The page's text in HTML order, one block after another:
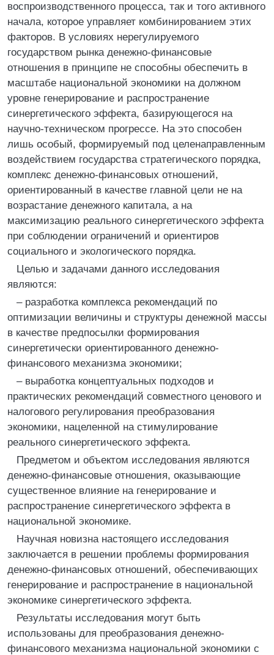
воспроизводственного процесса, так и того активного
начала, которое управляет комбинированием этих
факторов. В условиях нерегулируемого
государством рынка денежно-финансовые
отношения в принципе не способны обеспечить в
масштабе национальной экономики на должном
уровне генерирование и распространение
синергетического эффекта, базирующегося на
научно-техническом прогрессе. На это способен
лишь особый, формируемый под целенаправленным
воздействием государства стратегического порядка,
комплекс денежно-финансовых отношений,
ориентированный в качестве главной цели не на
возрастание денежного капитала, а на
максимизацию реального синергетического эффекта
при соблюдении ограничений и ориентиров
социального и экологического порядка.
Целью и задачами данного исследования
являются:
– разработка комплекса рекомендаций по
оптимизации величины и структуры денежной массы
в качестве предпосылки формирования
синергетически ориентированного денежно-
финансового механизма экономики;
– выработка концептуальных подходов и
практических рекомендаций совместного ценового и
налогового регулирования преобразования
экономики, нацеленной на стимулирование
реального синергетического эффекта.
Предметом и объектом исследования являются
денежно-финансовые отношения, оказывающие
существенное влияние на генерирование и
распространение синергетического эффекта в
национальной экономике.
Научная новизна настоящего исследования
заключается в решении проблемы формирования
денежно-финансовых отношений, обеспечивающих
генерирование и распространение в национальной
экономике синергетического эффекта.
Результаты исследования могут быть
использованы для преобразования денежно-
финансового механизма национальной экономики с